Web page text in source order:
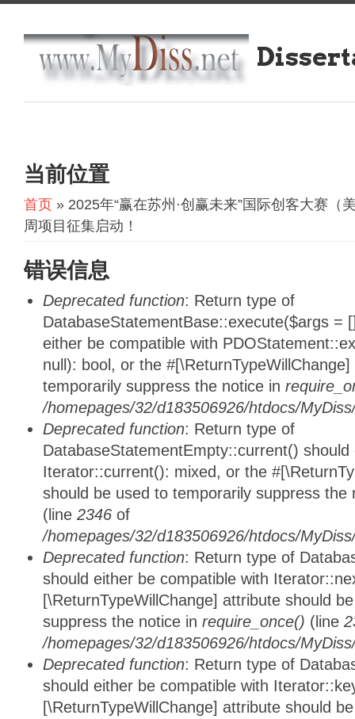
当前位置
首页 » 2025年“赢在苏州·创赢未来”国际创客大赛（
周项目征集启动！
错误信息
Deprecated function: Return type of
DatabaseStatementBase::execute($args =
either be compatible with
null): bool, or the
temporarily suppress the notice in
/homepages/32/d183506926/htdocs/
Deprecated function: Return type of
DatabaseStatementEmpty::current()
Iterator::current(): mixed, or the
should be used to temporarily suppress
(line 2346 of
/homepages/32/d183506926/htdocs/
Deprecated function: Return type of
should either be compatible with
[\ReturnTypeWillChange] attribute should
suppress the notice in require_once() (line
/homepages/32/d183506926/htdocs/
Deprecated function: Return type of
should either be compatible with
[\ReturnTypeWillChange] attribute should